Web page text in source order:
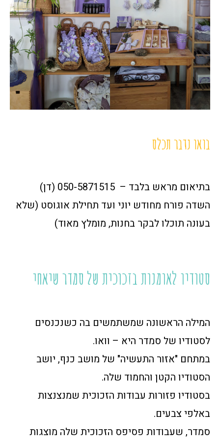
בואו נדבר תכלס
בתיאום מראש בלבד – 050-5871515 (דן)
השדה פורח מחודש יוני ועד תחילת אוגוסט (שלא
בעונה תוכלו לבקר בחנות, מומלץ מאוד)
סטודיו לאומנות בזכוכית של סמדר שיאחי
המילה הראשונה שמשתמשים בה כשנכנסים
לסטודיו של סמדר היא – וואו.
במתחם "אזור התעשיה" של מושב כנף, יושב
הסטודיו הקטן והחמוד שלה.
בסטודיו פזורות עבודות הזכוכית שמנצנצות
באלפי צבעים.
סמדר, שעבודות פסיפס הזכוכית שלה מוצגות